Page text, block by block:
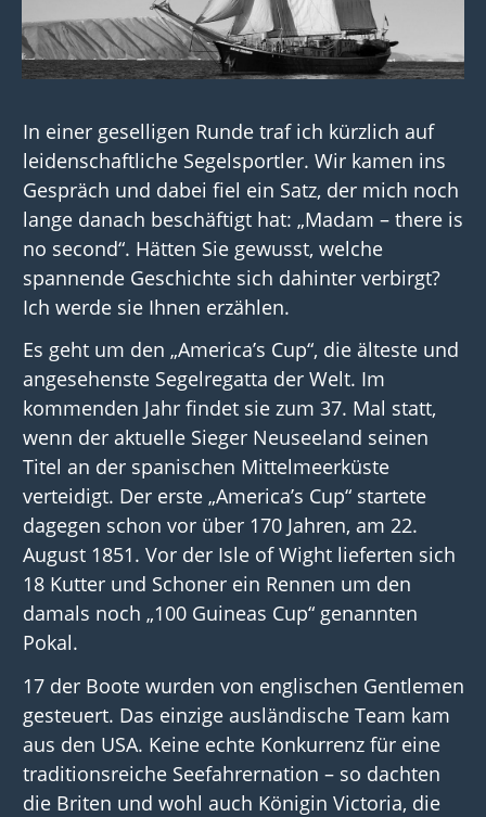
In einer geselligen Runde traf ich kürzlich auf
leidenschaftliche Segelsportler. Wir kamen ins
Gespräch und dabei fiel ein Satz, der mich noch
lange danach beschäftigt hat: „Madam – there is
no second“. Hätten Sie gewusst, welche
spannende Geschichte sich dahinter verbirgt?
Ich werde sie Ihnen erzählen.
Es geht um den „America’s Cup“, die älteste und
angesehenste Segelregatta der Welt. Im
kommenden Jahr findet sie zum 37. Mal statt,
wenn der aktuelle Sieger Neuseeland seinen
Titel an der spanischen Mittelmeerküste
verteidigt. Der erste „America’s Cup“ startete
dagegen schon vor über 170 Jahren, am 22.
August 1851. Vor der Isle of Wight lieferten sich
18 Kutter und Schoner ein Rennen um den
damals noch „100 Guineas Cup“ genannten
Pokal.
17 der Boote wurden von englischen Gentlemen
gesteuert. Das einzige ausländische Team kam
aus den USA. Keine echte Konkurrenz für eine
traditionsreiche Seefahrernation – so dachten
die Briten und wohl auch Königin Victoria, die